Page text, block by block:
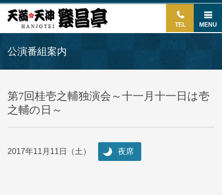
TEL MENU
公演番組案内
第7回桂壱之輔独演会～十一月十一日は壱
之輔の日～
2017年11月11日（土） 夜席